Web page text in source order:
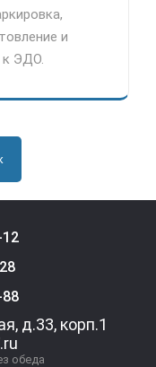
и
к ЭДО.
д.33, корп.1
обеда